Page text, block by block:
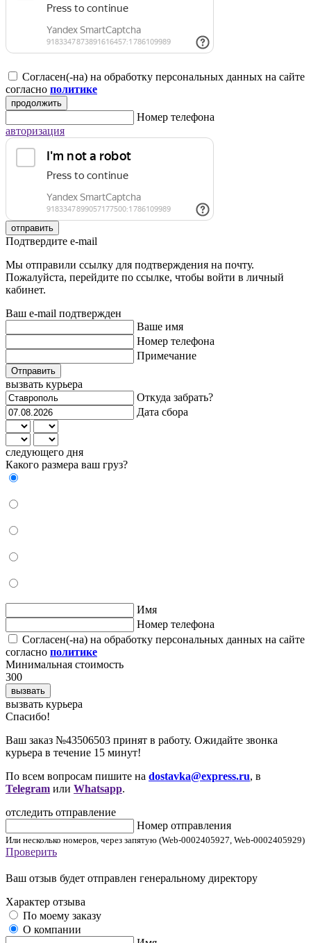
Согласен(-на) на обработку персональных данных на сайте
согласно политике
продолжить
Номер телефона
авторизация
отправить
Подтвердите e-mail
Мы отправили ссылку для подтверждения на почту.
Пожалуйста, перейдите по ссылке, чтобы войти в личный
кабинет.
Ваш e-mail подтвержден
Ваше имя
Номер телефона
Примечание
Отправить
вызвать курьера
Откуда забрать?
Дата сбора
следующего дня
Какого размера ваш груз?
Имя
Номер телефона
Согласен(-на) на обработку персональных данных на сайте
согласно политике
Минимальная стоимость
300
вызвать
вызвать курьера
Cпасибо!
Ваш заказ №43506503 принят в работу. Ожидайте звонка
курьера в течение 15 минут!
По всем вопросам пишите на dostavka@express.ru, в
Telegram или Whatsapp.
отследить отправление
Номер отправления
Или несколько номеров, через запятую (Web-0002405927, Web-0002405929)
Проверить
Ваш отзыв будет отправлен генеральному директору
Характер отзыва
По моему заказу
О компании